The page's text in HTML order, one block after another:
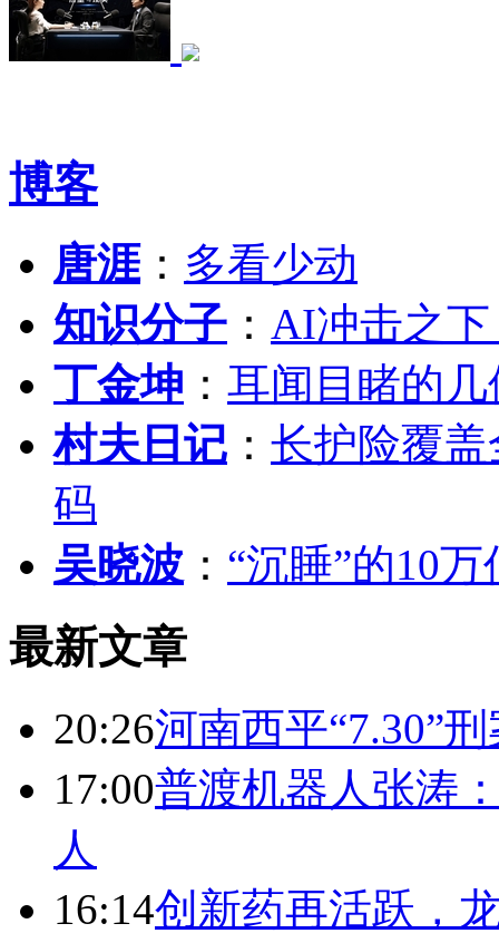
博客
唐涯： 多看少动
知识分子 ： AI冲击之
丁金坤 ： 耳闻目睹的
村夫日记 ： 长护险覆
码
吴晓波 ： “沉睡”的10
最新文章
20:26河南西平“7.30”
17:00普渡机器人张涛
人
16:14创新药再活跃，